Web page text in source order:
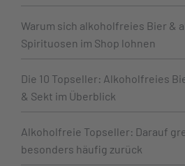
Warum sich alkoholfreies Bier &
Spirituosen im Shop lohnen
Die 10 Topseller: Alkoholfreies
& Sekt im Überblick
Alkoholfreie Topseller: Darauf
besonders häufig zurück